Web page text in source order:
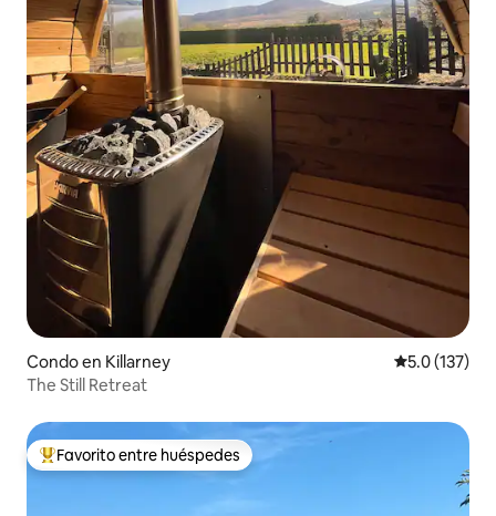
Condo en Killarney Calificación
5.0 (137)
The Still Retreat
Favorito entre huéspedes preferido
Favorito entre huéspedes